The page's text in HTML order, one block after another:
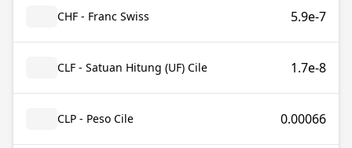
CHF - Franc Swiss 5.9e-7
CLF - Satuan Hitung (UF) Cile 1.7e-8
CLP - Peso Cile 0.00066